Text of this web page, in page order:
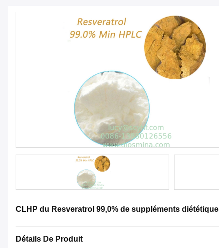
CLHP du Resveratrol 99,0% de suppléments
Détails De Produit